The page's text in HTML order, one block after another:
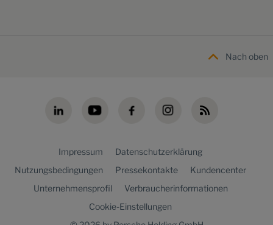
Nach oben
Impressum
Datenschutzerklärung
Nutzungsbedingungen
Pressekontakte
Kundencenter
Unternehmensprofil
Verbraucherinformationen
Cookie-Einstellungen